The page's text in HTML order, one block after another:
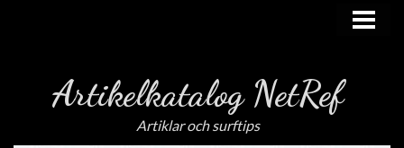
Artikelkatalog NetRef
Artiklar och surftips